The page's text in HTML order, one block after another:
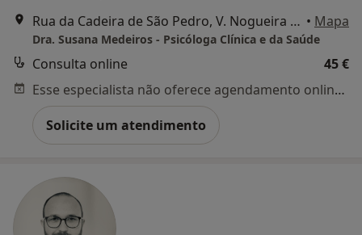
Rua da Cadeira de São Pedro, V. Nogueira de Azeitão • Mapa
Dra. Susana Medeiros - Psicóloga Clínica e da Saúde
Consulta online
45 €
Esse especialista não oferece agendamento online para esse endereço.
Solicite um atendimento